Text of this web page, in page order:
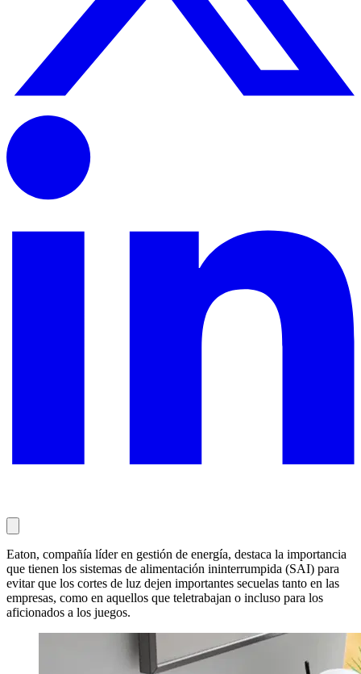
Eaton, compañía líder en gestión de energía, destaca la importancia
que tienen los sistemas de alimentación ininterrumpida (SAI) para
evitar que los cortes de luz dejen importantes secuelas tanto en las
empresas, como en aquellos que teletrabajan o incluso para los
aficionados a los juegos.